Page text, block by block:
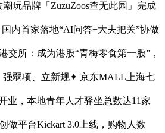
玩品牌「ZuzuZoos查无此园」完成
内首家落地“AI问答+大夫把关”协做
交所：成为港股“青梅零食第一股”，
强弱项、立新规✦ 京东MALL上海七
业，本地青年人才驿坐总数达11家
做平台Kickart 3.0上线，购物人数